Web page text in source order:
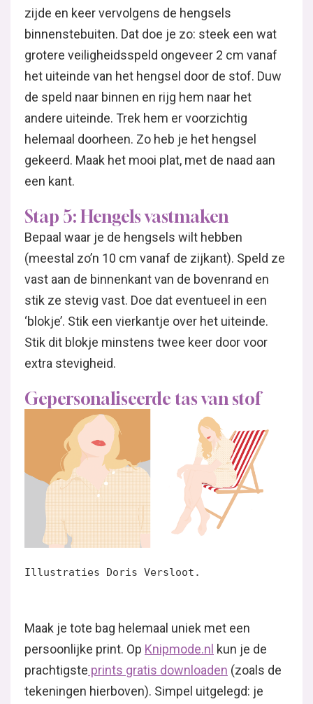
zijde en keer vervolgens de hengsels
binnenstebuiten. Dat doe je zo: steek een wat
grotere veiligheidsspeld ongeveer 2 cm vanaf
het uiteinde van het hengsel door de stof. Duw
de speld naar binnen en rijg hem naar het
andere uiteinde. Trek hem er voorzichtig
helemaal doorheen. Zo heb je het hengsel
gekeerd. Maak het mooi plat, met de naad aan
een kant.
Stap 5: Hengels vastmaken
Bepaal waar je de hengsels wilt hebben
(meestal zo’n 10 cm vanaf de zijkant). Speld ze
vast aan de binnenkant van de bovenrand en
stik ze stevig vast. Doe dat eventueel in een
‘blokje’. Stik een vierkantje over het uiteinde.
Stik dit blokje minstens twee keer door voor
extra stevigheid.
Gepersonaliseerde tas van stof
Illustraties Doris Versloot.
Maak je tote bag helemaal uniek met een
persoonlijke print. Op Knipmode.nl kun je de
prachtigste prints gratis downloaden (zoals de
tekeningen hierboven). Simpel uitgelegd: je